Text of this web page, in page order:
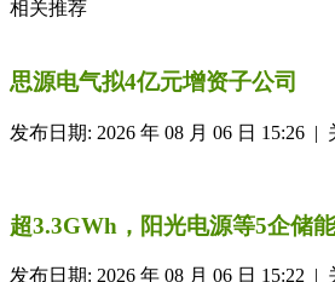
相关推荐
思源电气拟4亿元增资子公司
发布日期: 2026 年 08 月 06 日 15:26 |
超3.3GWh，阳光电源等5企储
发布日期: 2026 年 08 月 06 日 15:22 |